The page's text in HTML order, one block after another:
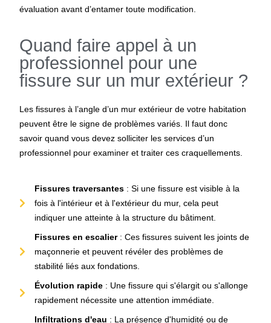
évaluation avant d’entamer toute modification.
Quand faire appel à un
professionnel pour une
fissure sur un mur extérieur ?
Les fissures à l’angle d’un mur extérieur de votre habitation
peuvent être le signe de problèmes variés. Il faut donc
savoir quand vous devez solliciter les services d’un
professionnel pour examiner et traiter ces craquellements.
Fissures traversantes : Si une fissure est visible à la
fois à l'intérieur et à l'extérieur du mur, cela peut
indiquer une atteinte à la structure du bâtiment.
Fissures en escalier: Ces fissures suivent les joints de
maçonnerie et peuvent révéler des problèmes de
stabilité liés aux fondations.
Évolution rapide : Une fissure qui s'élargit ou s'allonge
rapidement nécessite une attention immédiate.
Infiltrations d'eau : La présence d'humidité ou de